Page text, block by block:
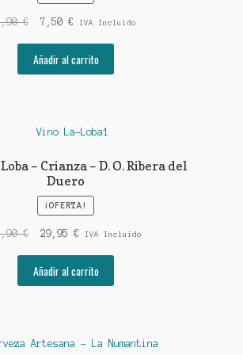
€
El
original
era:
7,50€ El
actual
es:
IVA Incluido
Añadir al carrito
– Crianza – D. O. Ribera del
Duero
¡OFERTA!
€
El
original
era:
29,95€ El
actual
es:
IVA Incluido
Añadir al carrito